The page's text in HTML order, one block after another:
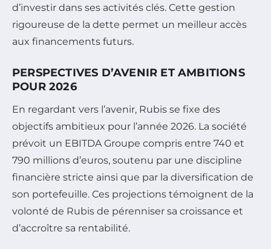
d’investir dans ses activités clés. Cette gestion
rigoureuse de la dette permet un meilleur accès
aux financements futurs.
PERSPECTIVES D’AVENIR ET AMBITIONS
POUR 2026
En regardant vers l’avenir, Rubis se fixe des
objectifs ambitieux pour l’année 2026. La société
prévoit un EBITDA Groupe compris entre 740 et
790 millions d’euros, soutenu par une discipline
financière stricte ainsi que par la diversification de
son portefeuille. Ces projections témoignent de la
volonté de Rubis de pérenniser sa croissance et
d’accroître sa rentabilité.